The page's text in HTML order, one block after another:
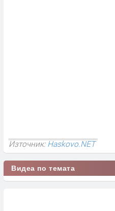
Източник:Haskovo.NET
Видеа по темата